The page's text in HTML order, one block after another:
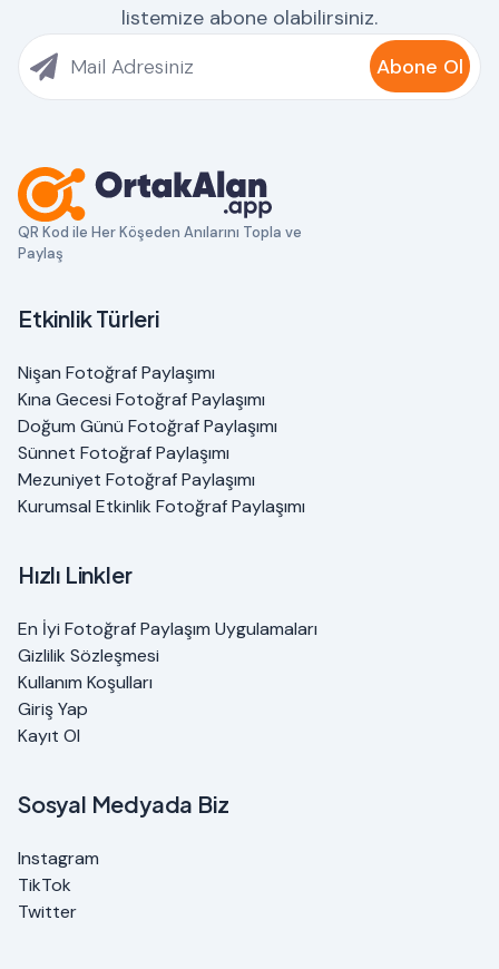
listemize abone olabilirsiniz.
Abone Ol
QR Kod ile Her Köşeden Anılarını Topla ve
Paylaş
Etkinlik Türleri
Nişan Fotoğraf Paylaşımı
Kına Gecesi Fotoğraf Paylaşımı
Doğum Günü Fotoğraf Paylaşımı
Sünnet Fotoğraf Paylaşımı
Mezuniyet Fotoğraf Paylaşımı
Kurumsal Etkinlik Fotoğraf Paylaşımı
Hızlı Linkler
En İyi Fotoğraf Paylaşım Uygulamaları
Gizlilik Sözleşmesi
Kullanım Koşulları
Giriş Yap
Kayıt Ol
Sosyal Medyada Biz
Instagram
TikTok
Twitter